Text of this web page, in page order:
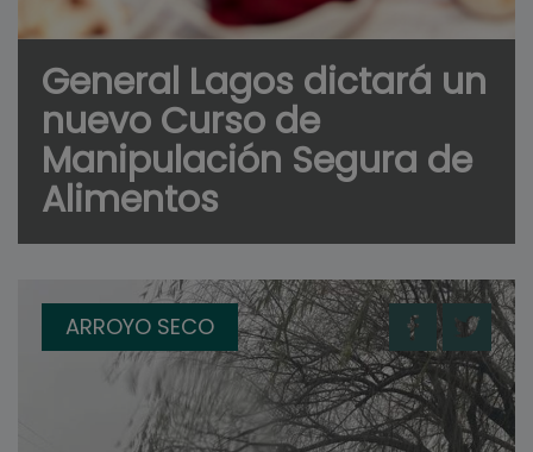
General Lagos dictará un
nuevo Curso de
Manipulación Segura de
Alimentos
ARROYO SECO